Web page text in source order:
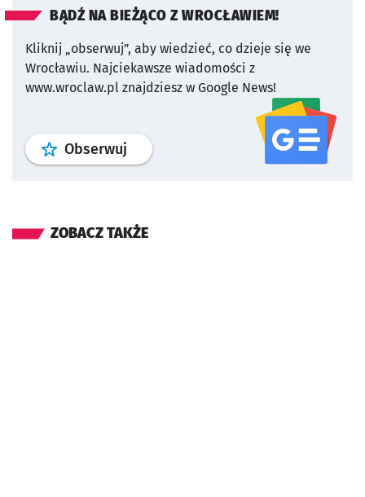
BĄDŹ NA BIEŻĄCO Z WROCŁAWIEM!
Kliknij „obserwuj”, aby wiedzieć, co dzieje się we
Wrocławiu. Najciekawsze wiadomości z
www.wroclaw.pl znajdziesz w Google News!
Obserwuj profil serwisu
ZOBACZ TAKŻE